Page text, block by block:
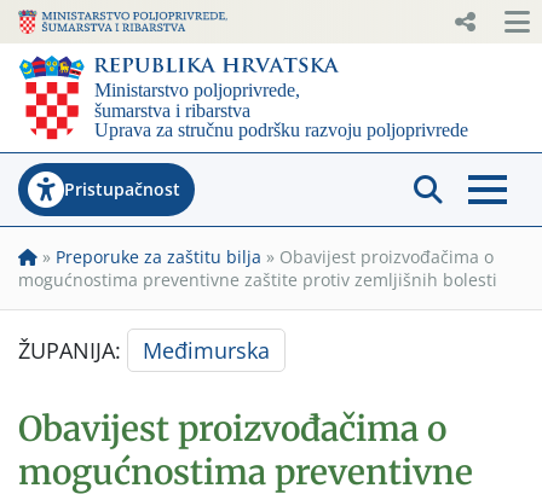
Pristupačnost
» Preporuke za zaštitu bilja » Obavijest proizvođačima o
mogućnostima preventivne zaštite protiv zemljišnih bolesti
ŽUPANIJA: Međimurska
Obavijest proizvođačima o
mogućnostima preventivne